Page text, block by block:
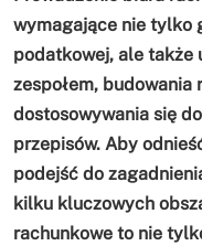
wymagające nie tylko
podatkowej, ale także
zespołem,
dostosowywania się
przepisów. Aby
podejść do
kilku kluczowych
rachunkowe to nie